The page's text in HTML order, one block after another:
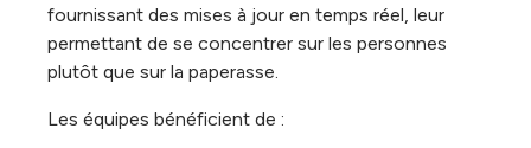
fournissant des mises à jour en temps réel, leur
permettant de se concentrer sur les personnes
plutôt que sur la paperasse.
Les équipes bénéficient de :